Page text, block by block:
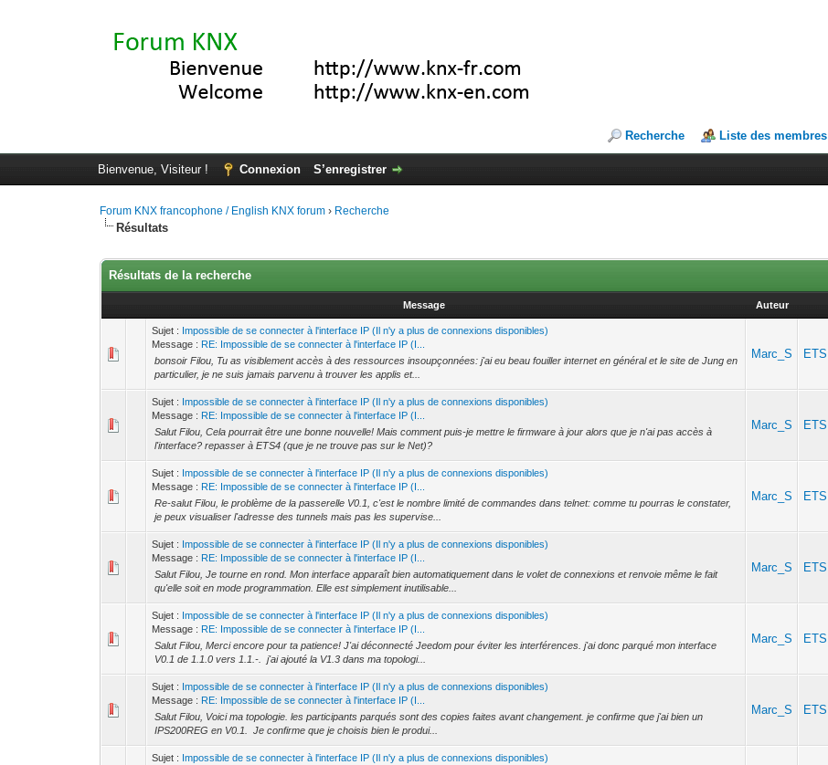
Recherche Liste des membres
Bienvenue, Visiteur ! Connexion S’enregistrer
Forum KNX francophone / English KNX forum › Recherche
Résultats
Résultats de la recherche
Message Auteur
Sujet : Impossible de se connecter à l'interface IP (Il n'y a plus de connexions disponibles)
Message : RE: Impossible de se connecter à l'interface IP (I...
bonsoir Filou, Tu as visiblement accès à des ressources insoupçonnées: j'ai eu beau fouiller internet en général et le site de Jung en
particulier, je ne suis jamais parvenu à trouver les applis et...
Marc_S ETS
Sujet : Impossible de se connecter à l'interface IP (Il n'y a plus de connexions disponibles)
Message : RE: Impossible de se connecter à l'interface IP (I...
Salut Filou, Cela pourrait être une bonne nouvelle! Mais comment puis-je mettre le firmware à jour alors que je n'ai pas accès à
l'interface? repasser à ETS4 (que je ne trouve pas sur le Net)?
Marc_S ETS
Sujet : Impossible de se connecter à l'interface IP (Il n'y a plus de connexions disponibles)
Message : RE: Impossible de se connecter à l'interface IP (I...
Re-salut Filou, le problème de la passerelle V0.1, c'est le nombre limité de commandes dans telnet: comme tu pourras le constater,
je peux visualiser l'adresse des tunnels mais pas les supervise...
Marc_S ETS
Sujet : Impossible de se connecter à l'interface IP (Il n'y a plus de connexions disponibles)
Message : RE: Impossible de se connecter à l'interface IP (I...
Salut Filou, Je tourne en rond. Mon interface apparaît bien automatiquement dans le volet de connexions et renvoie même le fait
qu'elle soit en mode programmation. Elle est simplement inutilisable...
Marc_S ETS
Sujet : Impossible de se connecter à l'interface IP (Il n'y a plus de connexions disponibles)
Message : RE: Impossible de se connecter à l'interface IP (I...
Salut Filou, Merci encore pour ta patience! J'ai déconnecté Jeedom pour éviter les interférences. j'ai donc parqué mon interface
V0.1 de 1.1.0 vers 1.1.-. j'ai ajouté la V1.3 dans ma topologi...
Marc_S ETS
Sujet : Impossible de se connecter à l'interface IP (Il n'y a plus de connexions disponibles)
Message : RE: Impossible de se connecter à l'interface IP (I...
Salut Filou, Voici ma topologie. les participants parqués sont des copies faites avant changement. je confirme que j'ai bien un
IPS200REG en V0.1. Je confirme que je choisis bien le produi...
Marc_S ETS
Sujet : Impossible de se connecter à l'interface IP (Il n'y a plus de connexions disponibles)